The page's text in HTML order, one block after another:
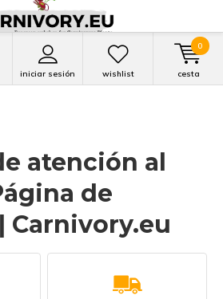
iniciar sesión wishlist cesta
0
atención al
de
Carnivory.eu